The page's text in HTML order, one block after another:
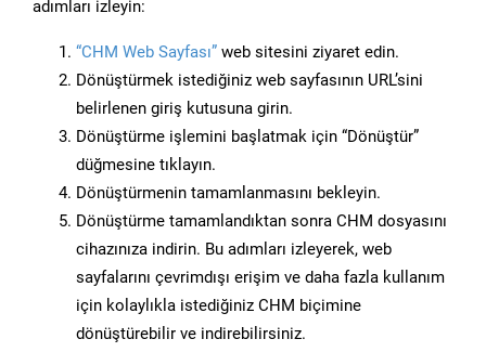
adımları izleyin:
“CHM Web Sayfası” web sitesini ziyaret edin.
Dönüştürmek istediğiniz web sayfasının URL’sini
belirlenen giriş kutusuna girin.
Dönüştürme işlemini başlatmak için “Dönüştür”
düğmesine tıklayın.
Dönüştürmenin tamamlanmasını bekleyin.
Dönüştürme tamamlandıktan sonra CHM dosyasını
cihazınıza indirin. Bu adımları izleyerek, web
sayfalarını çevrimdışı erişim ve daha fazla kullanım
için kolaylıkla istediğiniz CHM biçimine
dönüştürebilir ve indirebilirsiniz.